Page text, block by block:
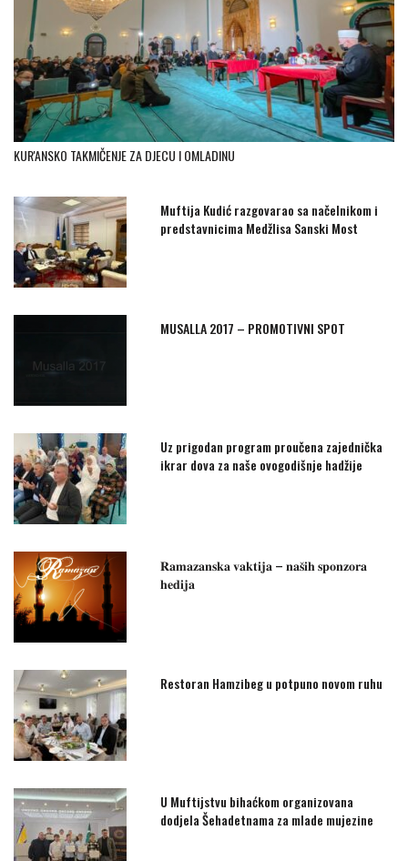
KUR'ANSKO TAKMIČENJE ZA DJECU I OMLADINU
Muftija Kudić razgovarao sa načelnikom i
predstavnicima Medžlisa Sanski Most
MUSALLA 2017 – PROMOTIVNI SPOT
Uz prigodan program proučena zajednička
ikrar dova za naše ovogodišnje hadžije
𝐑𝐚𝐦𝐚𝐳𝐚𝐧𝐬𝐤𝐚 𝐯𝐚𝐤𝐭𝐢𝐣𝐚 – 𝐧𝐚𝐬̌𝐢𝐡 𝐬𝐩𝐨𝐧𝐳𝐨𝐫𝐚
𝐡𝐞𝐝𝐢𝐣𝐚
Restoran Hamzibeg u potpuno novom ruhu
U Muftijstvu bihaćkom organizovana
dodjela Šehadetnama za mlade mujezine